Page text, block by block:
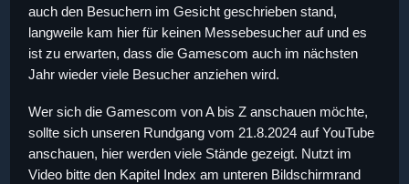
auch den Besuchern im Gesicht geschrieben stand,
langweile kam hier für keinen Messebesucher auf und es
ist zu erwarten, dass die Gamescom auch im nächsten
Jahr wieder viele Besucher anziehen wird.
Wer sich die Gamescom von A bis Z anschauen möchte,
sollte sich unseren Rundgang vom 21.8.2024 auf YouTube
anschauen, hier werden viele Stände gezeigt. Nutzt im
Video bitte den Kapitel Index am unteren Bildschirmrand